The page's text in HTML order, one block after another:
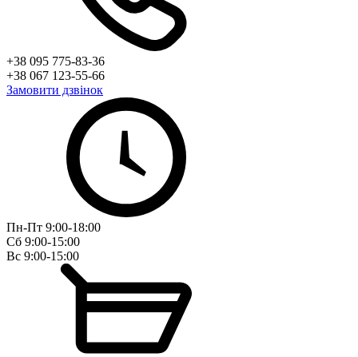
+38 095 775-83-36
+38 067 123-55-66
Замовити дзвінок
Пн-Пт 9:00-18:00
Сб 9:00-15:00
Вс 9:00-15:00